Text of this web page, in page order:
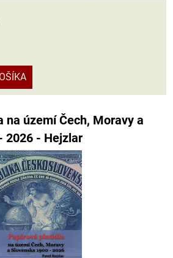
na území Čech, Moravy a
2026 - Hejzlar